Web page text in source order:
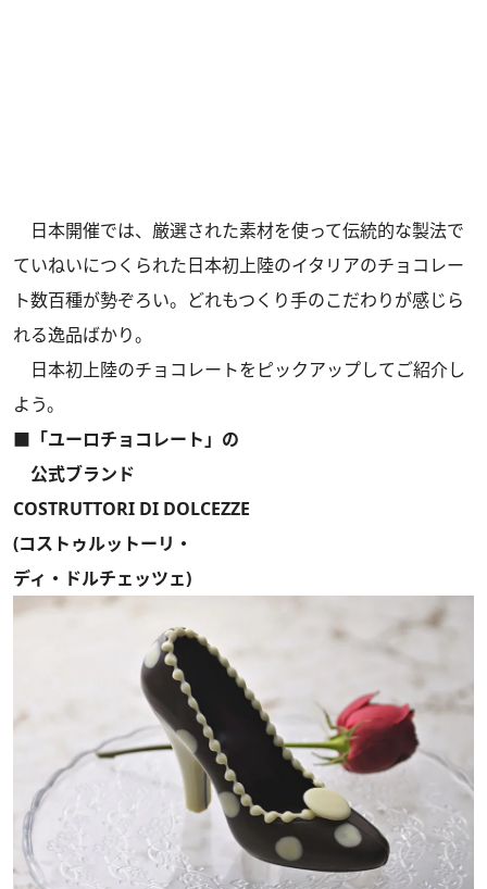
日本開催では、厳選された素材を使って伝統的な製法で
ていねいにつくられた日本初上陸のイタリアのチョコレー
ト数百種が勢ぞろい。どれもつくり手のこだわりが感じら
れる逸品ばかり。
日本初上陸のチョコレートをピックアップしてご紹介し
よう。
■「ユーロチョコレート」の
公式ブランド
COSTRUTTORI DI DOLCEZZE
(コストゥルットーリ・
ディ・ドルチェッツェ)